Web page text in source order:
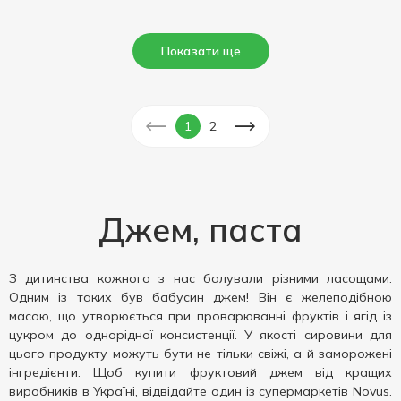
Показати ще
1 2
Джем, паста
З дитинства кожного з нас балували різними ласощами.
Одним із таких був бабусин джем! Він є желеподібною
масою, що утворюється при проварюванні фруктів і ягід із
цукром до однорідної консистенції. У якості сировини для
цього продукту можуть бути не тільки свіжі, а й заморожені
інгредієнти. Щоб купити фруктовий джем від кращих
виробників в Україні, відвідайте один із супермаркетів Novus.